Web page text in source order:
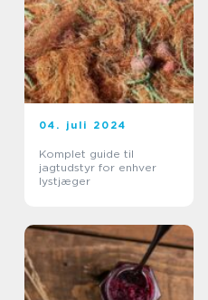
04. juli 2024
Komplet guide til
jagtudstyr for enhver
lystjæger